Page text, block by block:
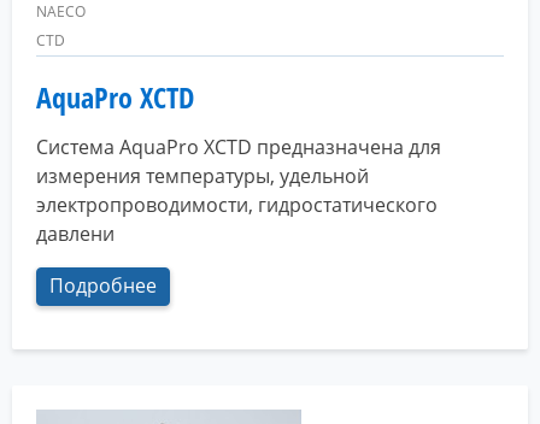
NAECO
CTD
AquaPro XCTD
Система AquaPro XCTD предназначена для
измерения температуры, удельной
электропроводимости, гидростатического
давлени
Подробнее